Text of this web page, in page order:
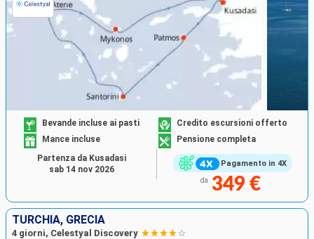
Pagamento in 4X
Bevande incluse ai pasti
Credito escursioni offerto
Mance incluse
Pensione completa
da 349 €
Partenza da Kusadasi
sab 14 nov 2026
TURCHIA, GRECIA
4 giorni, Celestyal Discovery